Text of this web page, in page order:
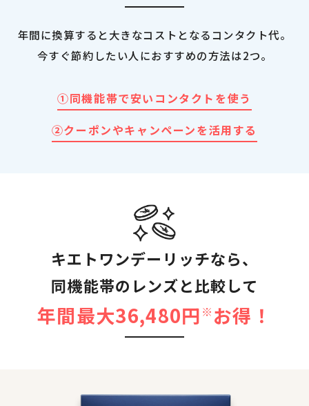
年間に換算すると大きなコストとなるコンタクト代。
今すぐ節約したい人におすすめの方法は2つ。
①同機能帯で安いコンタクトを使う
②クーポンやキャンペーンを活用する
キエトワンデーリッチなら、
同機能帯のレンズと比較して
年間最大36,480円 ※ お得！